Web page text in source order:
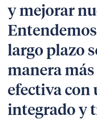
y mejorar
largo plazo
manera
efectiva con
integrado y